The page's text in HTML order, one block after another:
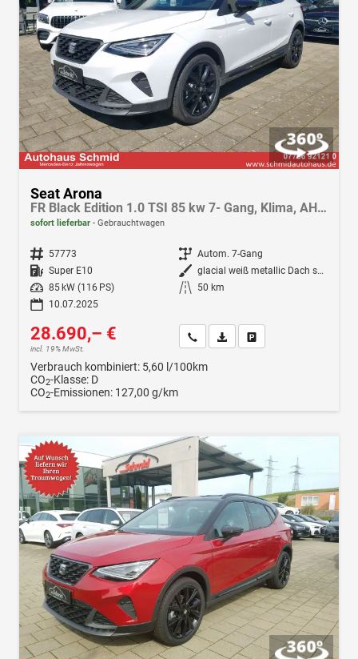
Seat Arona
FR Black Edition 1.0 TSI 85 kw 7- Gang, Klima, AHK, Navi, LED, Fahrassistenz-Paket, Winterpak., Android Auto, Apple CarPlay
sofort lieferbar Gebrauchtwagen
Fahrzeugnr. 57773 Getriebe Autom. 7-Gang
Kraftstoff Super E10 Außenfarbe
glacial weiß metallic Dach schwarz
Leistung
85 kW (116 PS) Kilometerstand
50 km
10.07.2025
28.690,– €
incl. 19% MwSt.
Wir rufen Sie anFahrzeugexposé (PDF)
Verbrauch kombiniert: 5,60 l/100km
CO2-Klasse: D
CO2-Emissionen: 127,00 g/km